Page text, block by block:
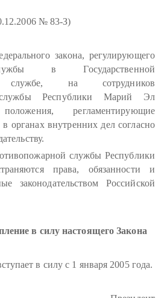
№ 83-З)
закона, регулирующего
в Государственной
службе, на сотрудников
службы Республики Марий Эл
положения, регламентирующие
органах внутренних дел согласно
службы Республики
права, обязанности и
законодательством Российской
в силу настоящего Закона
в силу с 1 января 2005 года.